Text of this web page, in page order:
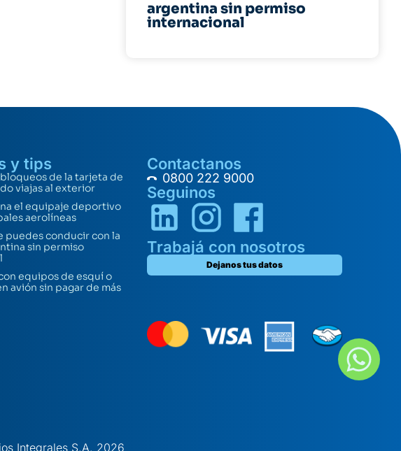
argentina sin permiso
internacional
y tips
de la tarjeta de
viajas al exterior
el equipaje deportivo
aerolíneas
puedes conducir con la
sin permiso
equipos de esquí o
avión sin pagar de más
Contactanos
0800 222 9000
Seguinos
Trabajá con nosotros
Dejanos tus datos
Integrales S.A. 2026